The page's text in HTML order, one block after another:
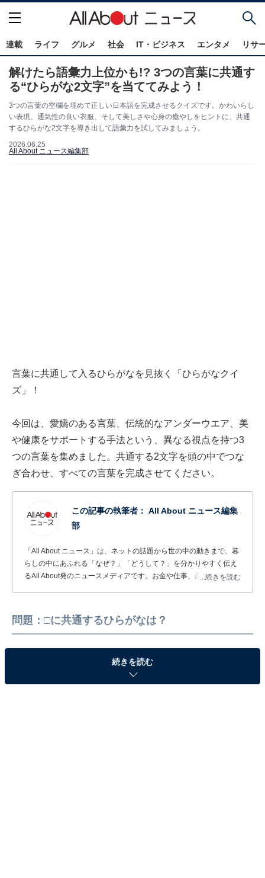
連載 ライフ グルメ 社会 IT・ビジネス エンタメ リサ
解けたら語彙力上位かも!? 3つの言葉に共通す
る“ひらがな2文字”を当ててみよう！
3つの言葉の空欄を埋めて正しい日本語を完成させるクイズです。かわいらし
い表現、通気性の良い衣服、そして美しさや心身の癒やしをヒントに、共通
するひらがな2文字を導き出して語彙力を試してみましょう。
2026.06.25
All About ニュース編集部
言葉に共通して入るひらがなを見抜く「ひらがなクイ
ズ」！
今回は、愛嬌のある言葉、伝統的なアンダーウエア、美
や健康をサポートする手法という、異なる視点を持つ3
つの言葉を集めました。共通する2文字を頭の中でつな
ぎ合わせ、すべての言葉を完成させてください。
この記事の執筆者： All About ニュース編集
部
「All About ニュース」は、ネットの話題から世の中の動きまで、暮
らしの中にあふれる「なぜ？」「どうして？」を分かりやすく伝え
るAll About発のニュースメディアです。お金や仕事、恋愛、ITに関
...続きを読む
問題：□に共通するひらがなは？
続きを読む